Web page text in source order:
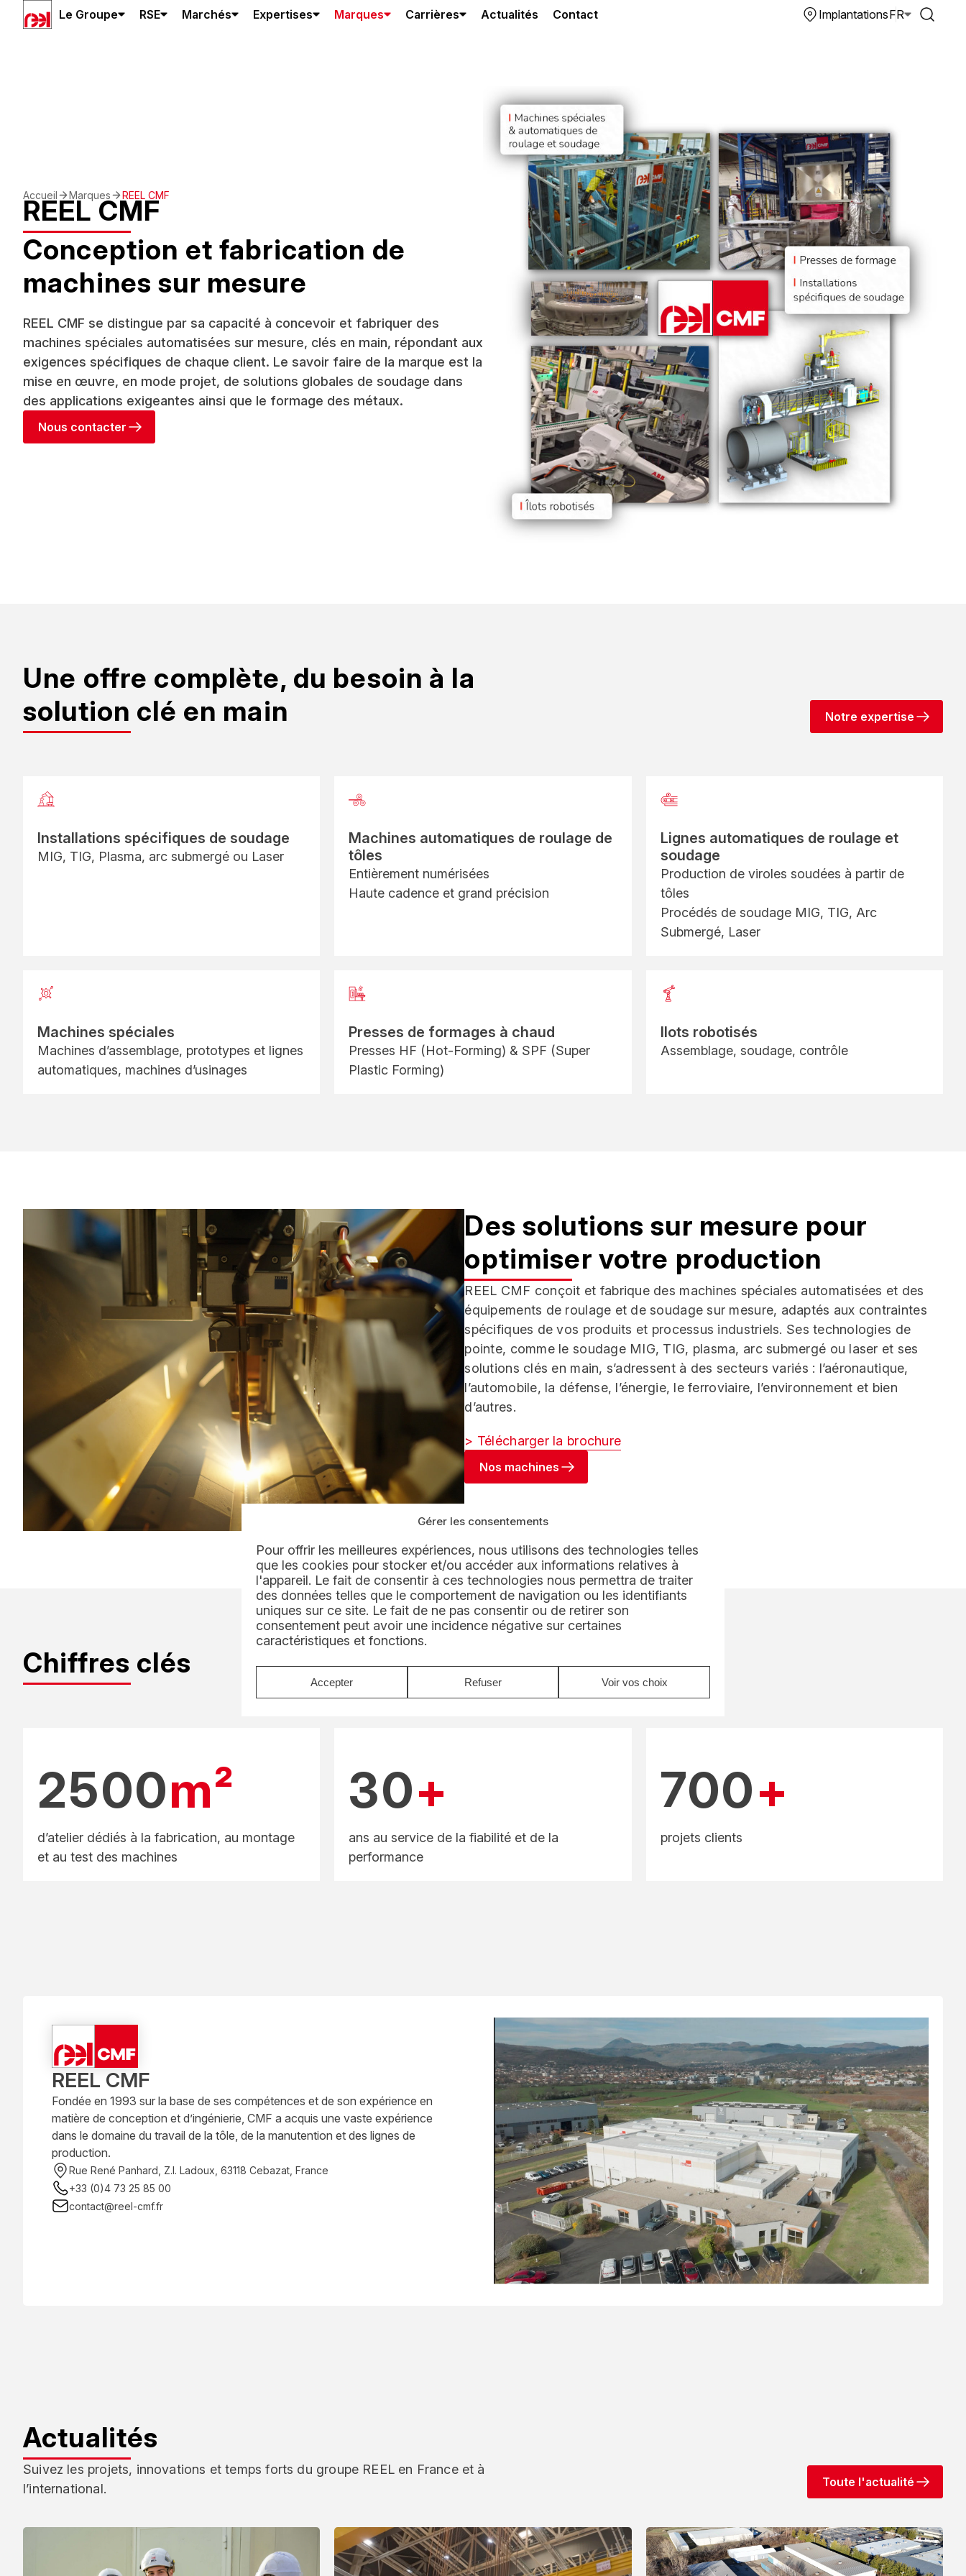
Gérer les consentements
Pour offrir les meilleures expériences, nous utilisons des technologies telles
que les cookies pour stocker et/ou accéder aux informations relatives à
l'appareil. Le fait de consentir à ces technologies nous permettra de traiter
des données telles que le comportement de navigation ou les identifiants
uniques sur ce site. Le fait de ne pas consentir ou de retirer son
consentement peut avoir une incidence négative sur certaines
caractéristiques et fonctions.
Accepter Refuser Voir vos choix
Le Groupe RSE Marchés Expertises Marques Carrières Actualités Contact ImplantationsFR
Accueil Marques REEL CMF
REEL CMF
Conception et fabrication de
machines sur mesure
REEL CMF se distingue par sa capacité à concevoir et fabriquer des
machines spéciales automatisées sur mesure, clés en main, répondant aux
exigences spécifiques de chaque client. Le savoir faire de la marque est la
mise en œuvre, en mode projet, de solutions globales de soudage dans
des applications exigeantes ainsi que le formage des métaux.
Nous contacter
Une offre complète, du besoin à la
solution clé en main
Notre expertise
Installations spécifiques de soudage
MIG, TIG, Plasma, arc submergé ou Laser
Machines automatiques de roulage de
tôles
Entièrement numérisées
Haute cadence et grand précision
Lignes automatiques de roulage et
soudage
Production de viroles soudées à partir de
tôles
Procédés de soudage MIG, TIG, Arc
Submergé, Laser
Machines spéciales
Machines d’assemblage, prototypes et lignes
automatiques, machines d’usinages
Presses de formages à chaud
Presses HF (Hot-Forming) & SPF (Super
Plastic Forming)
Ilots robotisés
Assemblage, soudage, contrôle
Des solutions sur mesure pour
optimiser votre production
REEL CMF conçoit et fabrique des machines spéciales automatisées et des
équipements de roulage et de soudage sur mesure, adaptés aux contraintes
spécifiques de vos produits et processus industriels. Ses technologies de
pointe, comme le soudage MIG, TIG, plasma, arc submergé ou laser et ses
solutions clés en main, s’adressent à des secteurs variés : l’aéronautique,
l’automobile, la défense, l’énergie, le ferroviaire, l’environnement et bien
d’autres.
> Télécharger la brochure
Nos machines
Chiffres clés
2500m²
d’atelier dédiés à la fabrication, au montage
et au test des machines
30+
ans au service de la fiabilité et de la
performance
700+
projets clients
REEL CMF
Fondée en 1993 sur la base de ses compétences et de son expérience en
matière de conception et d’ingénierie, CMF a acquis une vaste expérience
dans le domaine du travail de la tôle, de la manutention et des lignes de
production.
Rue René Panhard, Z.I. Ladoux, 63118 Cebazat, France
+33 (0)4 73 25 85 00
contact@reel-cmf.fr
Actualités
Suivez les projets, innovations et temps forts du groupe REEL en France et à
l’international.
Toute l'actualité